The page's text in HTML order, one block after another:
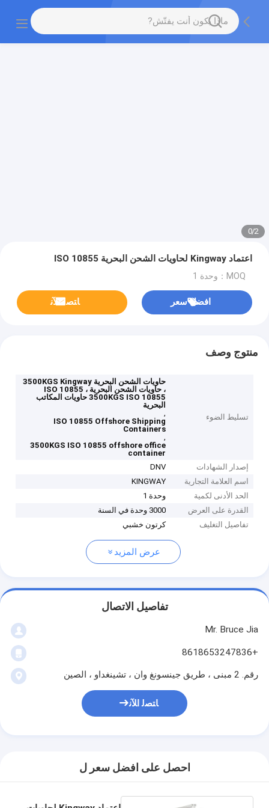
2
/
0
اعتماد Kingway لحاويات الشحن البحرية ISO 10855
MOQ：وحدة 1
افضل سعر ﺎﺘﺼﻟ ﺍﻶﻧ
منتوج وصف
تسليط الضوء
حاويات الشحن البحرية 3500KGS Kingway
، حاويات الشحن البحرية ISO 10855 ،
3500KGS ISO 10855 حاويات المكاتب
البحرية
,
ISO 10855 Offshore Shipping
Containers
,
3500KGS ISO 10855 offshore office
container
إصدار الشهادات
DNV
اسم العلامة التجارية
KINGWAY
الحد الأدنى لكمية
وحدة 1
القدرة على العرض
3000 وحدة في السنة
تفاصيل التغليف
كرتون خشبي
عرض المزيد
تفاصيل الاتصال
Mr. Bruce Jia
+8618653247836
رقم. 2 مبنى ، طريق جينسونغ وان ، تشينغداو ، الصين
ﺎﺘﺼﻟ ﺍﻶﻧ
احصل على افضل سعر ل